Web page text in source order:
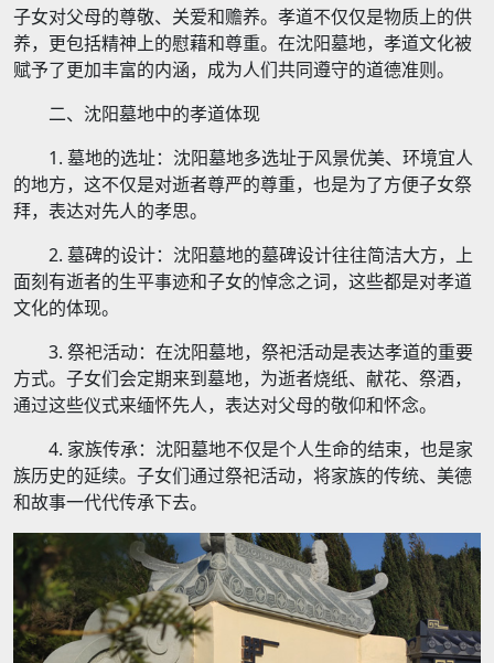
子女对父母的尊敬、关爱和赡养。孝道不仅仅是物质上的供
养，更包括精神上的慰藉和尊重。在沈阳墓地，孝道文化被
赋予了更加丰富的内涵，成为人们共同遵守的道德准则。
二、沈阳墓地中的孝道体现
1. 墓地的选址：沈阳墓地多选址于风景优美、环境宜人
的地方，这不仅是对逝者尊严的尊重，也是为了方便子女祭
拜，表达对先人的孝思。
2. 墓碑的设计：沈阳墓地的墓碑设计往往简洁大方，上
面刻有逝者的生平事迹和子女的悼念之词，这些都是对孝道
文化的体现。
3. 祭祀活动：在沈阳墓地，祭祀活动是表达孝道的重要
方式。子女们会定期来到墓地，为逝者烧纸、献花、祭酒，
通过这些仪式来缅怀先人，表达对父母的敬仰和怀念。
4. 家族传承：沈阳墓地不仅是个人生命的结束，也是家
族历史的延续。子女们通过祭祀活动，将家族的传统、美德
和故事一代代传承下去。